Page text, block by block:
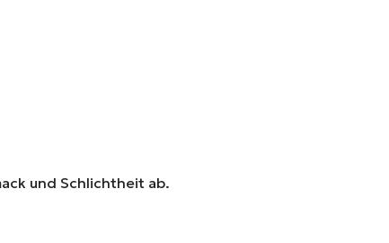
und Schlichtheit ab.